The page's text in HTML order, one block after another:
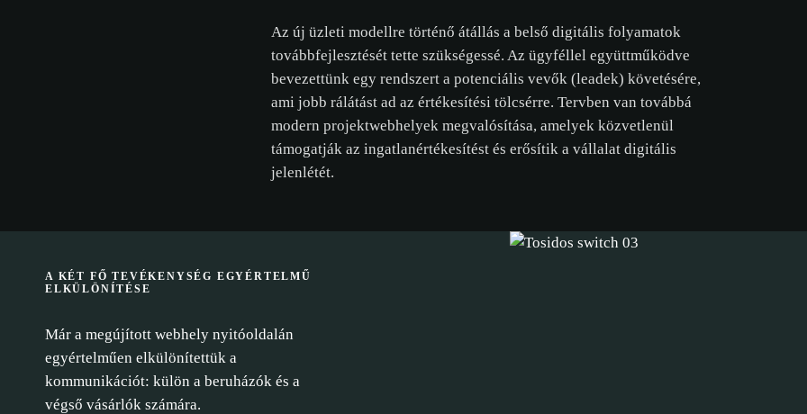
Az új üzleti modellre történő átállás a belső digitális folyamatok
továbbfejlesztését tette szükségessé. Az ügyféllel együttműködve
bevezettünk egy rendszert a potenciális vevők (leadek) követésére,
ami jobb rálátást ad az értékesítési tölcsérre. Tervben van továbbá
modern projektwebhelyek megvalósítása, amelyek közvetlenül
támogatják az ingatlanértékesítést és erősítik a vállalat digitális
jelenlétét.
A KÉT FŐ TEVÉKENYSÉG EGYÉRTELMŰ
ELKÜLÖNÍTÉSE
Már a megújított webhely nyitóoldalán
egyértelműen elkülönítettük a
kommunikációt: külön a beruházók és a
végső vásárlók számára.